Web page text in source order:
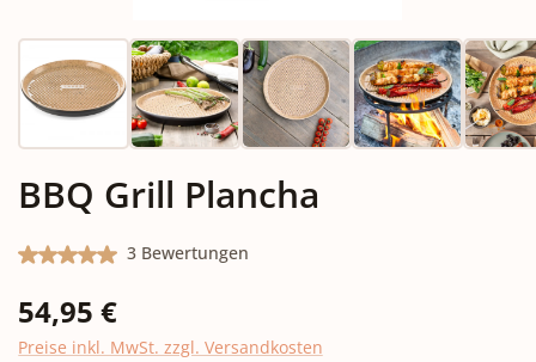
BBQ Grill Plancha
Durchschnittliche Bewertung von 5 von 5 Sternen
3 Bewertungen
Regulärer Preis:
54,95 €
Preise inkl. MwSt. zzgl. Versandkosten